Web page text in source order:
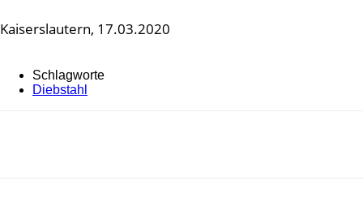
Kaiserslautern, 17.03.2020
Schlagworte
Diebstahl